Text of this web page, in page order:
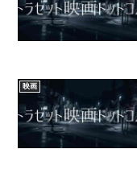
映画